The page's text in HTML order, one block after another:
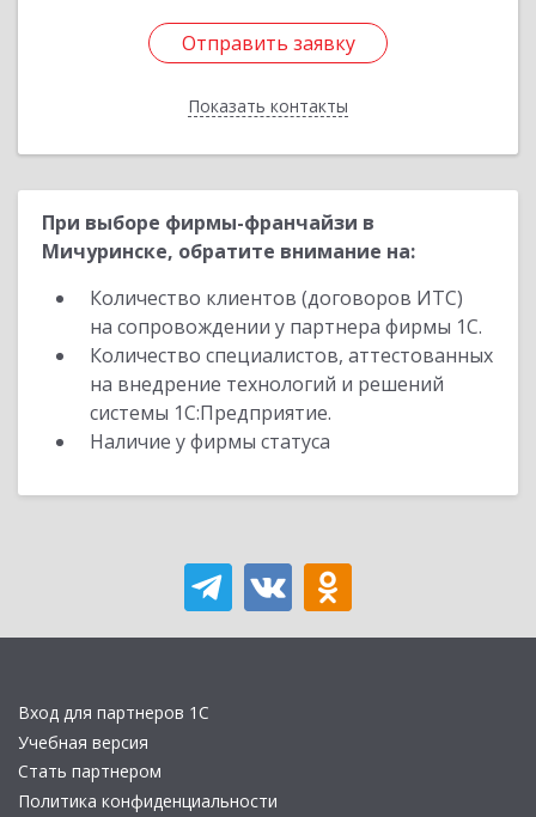
Отправить заявку
Показать контакты
Отправить заявку
Назад
При выборе фирмы-франчайзи в
Мичуринске, обратите внимание на:
Количество клиентов (договоров ИТС)
на сопровождении у партнера фирмы 1С.
Количество специалистов, аттестованных
на внедрение технологий и решений
системы 1С:Предприятие.
Наличие у фирмы статуса
Вход для партнеров 1С
Учебная версия
Стать партнером
Политика конфиденциальности